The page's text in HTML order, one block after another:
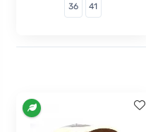
36 41